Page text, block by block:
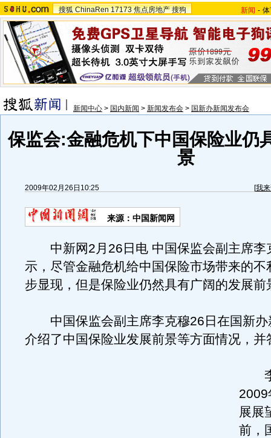
搜狐 ChinaRen 17173 焦点房地产 搜狗 新闻 -
新闻中心 > 国内新闻 > 新闻发布会 > 国新办新闻发布会
保监会:金融危机下中国保险业仍
景
2009年02月26日10:25 [我
来源：中国新闻网
中新网2月26日电 中国保监会副主席李
示，尽管金融危机给中国保险市场带来的不
步显现，但是保险业仍然具有广阔的发展前
中国保监会副主席李克穆26日在国新办
介绍了中国保险业发展前景等方面情况，并
李
2009
展展
前，